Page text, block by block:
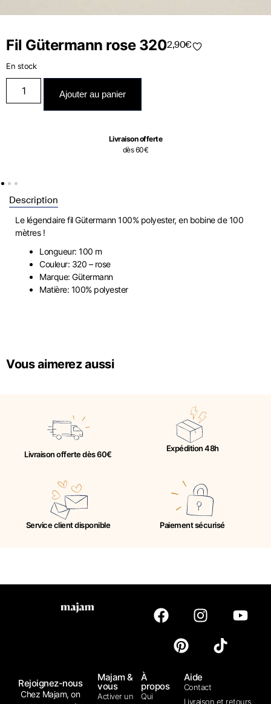
Fil Gütermann rose 3202,90€
En stock
Ajouter au panier
Livraison offerte
dès 60€
Description
Le légendaire fil Gütermann 100% polyester, en bobine de 100
mètres !
Longueur: 100 m
Couleur: 320 – rose
Marque: Gütermann
Matière: 100% polyester
Vous aimerez aussi
Livraison offerte dès 60€
Expédition 48h
Service client disponible Paiement sécurisé
Aide
Contact
Livraison et retours
À
propos
Qui
Majam &
vous
Activer un
Rejoignez-nous
Chez Majam, on